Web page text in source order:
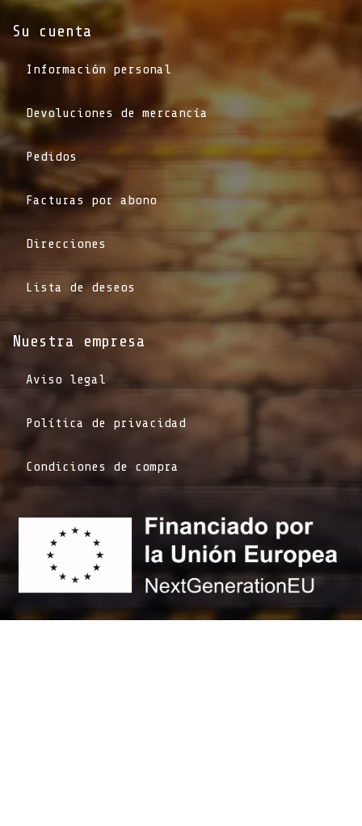
Su cuenta
Información personal
Devoluciones de mercancía
Pedidos
Facturas por abono
Direcciones
Lista de deseos
Nuestra empresa
Aviso legal
Política de privacidad
Condiciones de compra